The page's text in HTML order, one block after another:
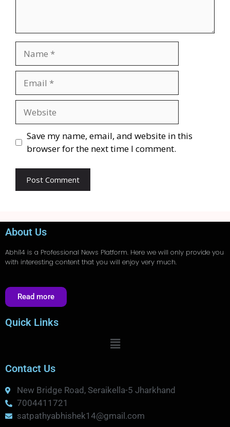
Save my name, email, and website in this
browser for the next time I comment.
About Us
Abhi14 is a Professional News Platform. Here we will only provide you
with interesting content that you will enjoy very much.
Read more
Quick Links
Contact Us
New Bridge Road, Seraikella-5 Jharkhand
7004411721
satpathyabhishek14@gmail.com